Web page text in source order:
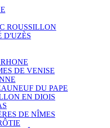
ROUSSILLON
D'UZÈS
DE VENISE
DU PAPE
EN DIOIS
DE NÎMES